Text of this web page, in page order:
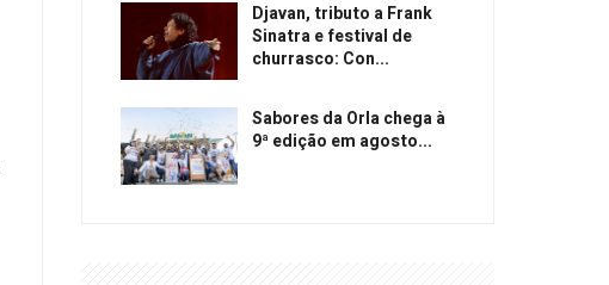
Djavan, tributo a Frank
Sinatra e festival de
churrasco: Con...
Sabores da Orla chega à
9ª edição em agosto...